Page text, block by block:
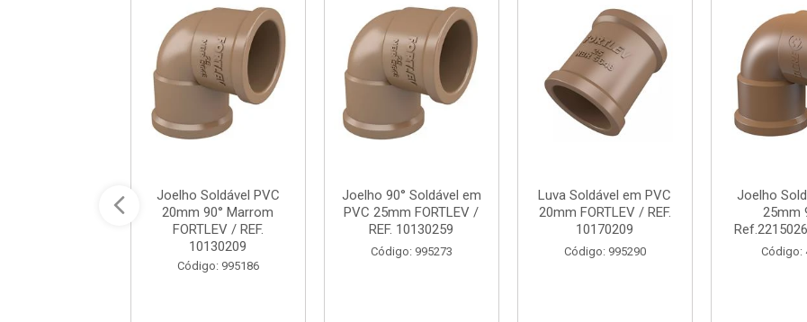
Joelho Soldável PVC
20mm 90° Marrom
FORTLEV / REF.
10130209
Código: 995186
Joelho 90° Soldável em
PVC 25mm FORTLEV /
REF. 10130259
Código: 995273
Luva Soldável em PVC
20mm FORTLEV / REF.
10170209
Código: 995290
Joelho
25mm
Código: